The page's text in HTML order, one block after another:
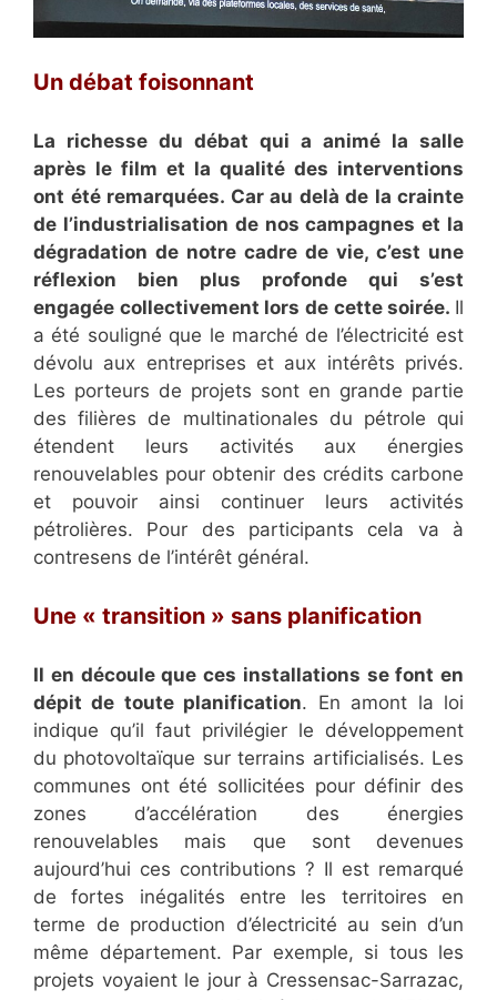
Un débat foisonnant
La richesse du débat qui a animé la salle
après le film et la qualité des interventions
ont été remarquées. Car au delà de la crainte
de l’industrialisation de nos campagnes et la
dégradation de notre cadre de vie, c’est une
réflexion bien plus profonde qui s’est
engagée collectivement lors de cette soirée. Il
a été souligné que le marché de l’électricité est
dévolu aux entreprises et aux intérêts privés.
Les porteurs de projets sont en grande partie
des filières de multinationales du pétrole qui
étendent leurs activités aux énergies
renouvelables pour obtenir des crédits carbone
et pouvoir ainsi continuer leurs activités
pétrolières. Pour des participants cela va à
contresens de l’intérêt général.
Une « transition » sans planification
Il en découle que ces installations se font en
dépit de toute planification. En amont la loi
indique qu’il faut privilégier le développement
du photovoltaïque sur terrains artificialisés. Les
communes ont été sollicitées pour définir des
zones d’accélération des énergies
renouvelables mais que sont devenues
aujourd’hui ces contributions ? Il est remarqué
de fortes inégalités entre les territoires en
terme de production d’électricité au sein d’un
même département. Par exemple, si tous les
projets voyaient le jour à Cressensac-Sarrazac,